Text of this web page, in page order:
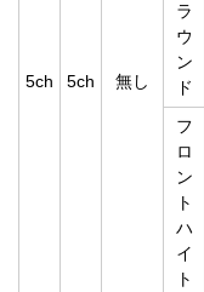
5ch 5ch 無し
ラ
ウ
ン
ド
フ
ロ
ン
ト
ハ
イ
ト